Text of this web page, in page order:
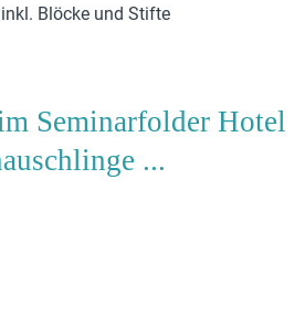
Blöcke und Stifte
Seminarfolder Hotel
...